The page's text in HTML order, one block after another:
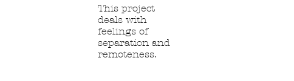
This project
deals with
feelings of
separation and
remoteness.